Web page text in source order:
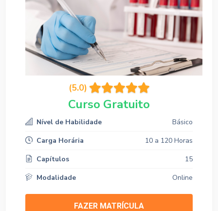
(5.0)
Curso Gratuito
Nível de Habilidade
Básico
Carga Horária
10 a 120 Horas
Capítulos
15
Modalidade
Online
FAZER MATRÍCULA